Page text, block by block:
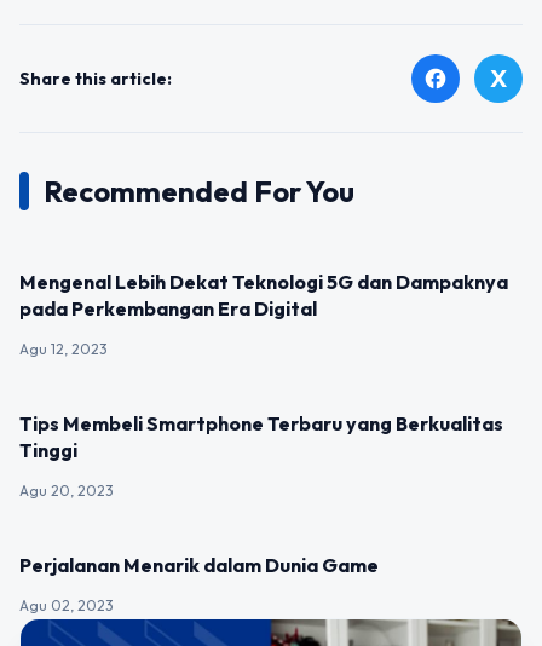
Share this article: facebook X
Recommended For You
Mengenal Lebih Dekat Teknologi 5G dan Dampaknya
pada Perkembangan Era Digital
Agu 12, 2023
Tips Membeli Smartphone Terbaru yang Berkualitas
Tinggi
Agu 20, 2023
Perjalanan Menarik dalam Dunia Game
Agu 02, 2023